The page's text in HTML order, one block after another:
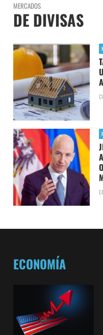
MERCADOS
DE DIVISAS
ECONOMÍA